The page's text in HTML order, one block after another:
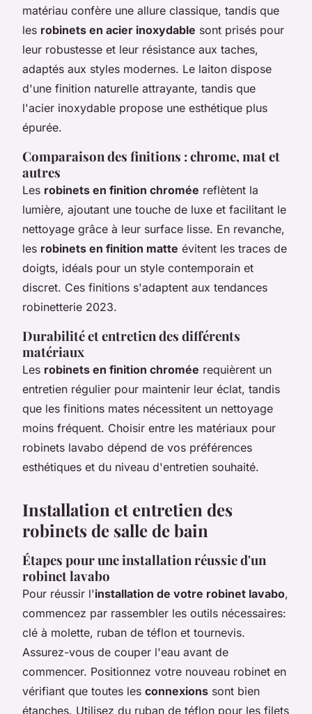
matériau confère une allure classique, tandis que
les robinets en acier inoxydable sont prisés pour
leur robustesse et leur résistance aux taches,
adaptés aux styles modernes. Le laiton dispose
d'une finition naturelle attrayante, tandis que
l'acier inoxydable propose une esthétique plus
épurée.
Comparaison des finitions : chrome, mat et
autres
Les robinets en finition chromée reflètent la
lumière, ajoutant une touche de luxe et facilitant le
nettoyage grâce à leur surface lisse. En revanche,
les robinets en finition matte évitent les traces de
doigts, idéals pour un style contemporain et
discret. Ces finitions s'adaptent aux tendances
robinetterie 2023.
Durabilité et entretien des différents
matériaux
Les robinets en finition chromée requièrent un
entretien régulier pour maintenir leur éclat, tandis
que les finitions mates nécessitent un nettoyage
moins fréquent. Choisir entre les matériaux pour
robinets lavabo dépend de vos préférences
esthétiques et du niveau d'entretien souhaité.
Installation et entretien des
robinets de salle de bain
Étapes pour une installation réussie d'un
robinet lavabo
Pour réussir l'installation de votre robinet lavabo,
commencez par rassembler les outils nécessaires:
clé à molette, ruban de téflon et tournevis.
Assurez-vous de couper l'eau avant de
commencer. Positionnez votre nouveau robinet en
vérifiant que toutes les connexions sont bien
étanches. Utilisez du ruban de téflon pour les filets